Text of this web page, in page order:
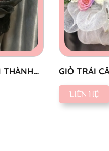
THÀNH GIỎ TRÁI
LIÊN HỆ